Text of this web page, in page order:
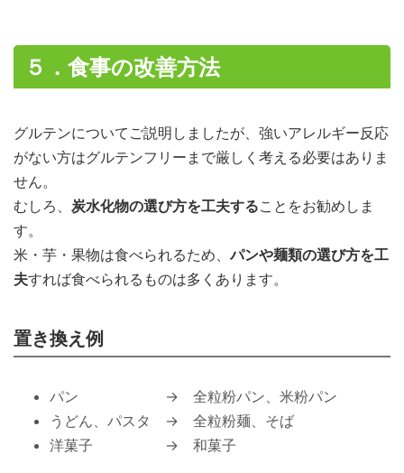
５．食事の改善方法
グルテンについてご説明しましたが、強いアレルギー反応
がない方はグルテンフリーまで厳しく考える必要はありま
せん。
むしろ、 炭水化物の選び方を工夫することをお勧めしま
す。
米・芋・果物は食べられるため、パンや麺類の選び方を工
夫すれば食べられるものは多くあります。
置き換え例
パン → 全粒粉パン、米粉パン
うどん、パスタ → 全粒粉麺、そば
洋菓子 → 和菓子